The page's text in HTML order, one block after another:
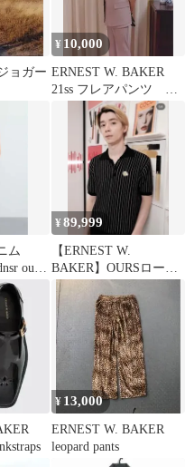
ョガー
¥ 10,000
ERNEST W. BAKER
21ss フレアパンツ ス
ラックス
ム
our
¥89,999
【ERNEST W.
BAKER】OURSローズ
着ニットポロ/定価7.2万
円
¥ 13,000
ERNEST W. BAKER
leopard pants